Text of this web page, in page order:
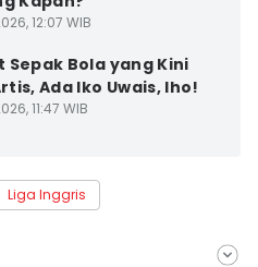
12:07 WIB
Sepak Bola yang Kini
Ada Iko Uwais, lho!
11:47 WIB
Liga Inggris